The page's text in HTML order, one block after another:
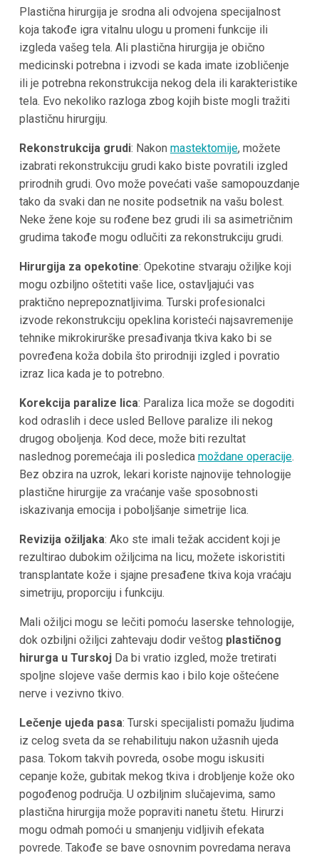
Plastična hirurgija je srodna ali odvojena specijalnost
koja takođe igra vitalnu ulogu u promeni funkcije ili
izgleda vašeg tela. Ali plastična hirurgija je obično
medicinski potrebna i izvodi se kada imate izobličenje
ili je potrebna rekonstrukcija nekog dela ili karakteristike
tela. Evo nekoliko razloga zbog kojih biste mogli tražiti
plastičnu hirurgiju.
Rekonstrukcija grudi: Nakon mastektomije, možete
izabrati rekonstrukciju grudi kako biste povratili izgled
prirodnih grudi. Ovo može povećati vaše samopouzdanje
tako da svaki dan ne nosite podsetnik na vašu bolest.
Neke žene koje su rođene bez grudi ili sa asimetričnim
grudima takođe mogu odlučiti za rekonstrukciju grudi.
Hirurgija za opekotine: Opekotine stvaraju ožiljke koji
mogu ozbiljno oštetiti vaše lice, ostavljajući vas
praktično neprepoznatljivima. Turski profesionalci
izvodе rekonstrukciju opeklina koristeći najsavremenije
tehnike mikrokirurške presađivanja tkiva kako bi se
povređena koža dobila što prirodniji izgled i povratio
izraz lica kada je to potrebno.
Korekcija paralize lica: Paraliza lica može se dogoditi
kod odraslih i dece usled Bellove paralize ili nekog
drugog oboljenja. Kod dece, može biti rezultat
naslednog poremećaja ili posledica moždane operacije.
Bez obzira na uzrok, lekari koriste najnovije tehnologije
plastične hirurgije za vraćanje vaše sposobnosti
iskazivanja emocija i poboljšanje simetrije lica.
Revizija ožiljaka: Ako ste imali težak accident koji je
rezultirao dubokim ožiljcima na licu, možete iskoristiti
transplantate kože i sjajne presađene tkiva koja vraćaju
simetriju, proporciju i funkciju.
Mali ožiljci mogu se lečiti pomoću laserske tehnologije,
dok ozbiljni ožiljci zahtevaju dodir veštog plastičnog
hirurga u TurskojDa bi vratio izgled, može tretirati
spoljne slojeve vaše dermis kao i bilo koje oštećene
nerve i vezivno tkivo.
Lečenje ujeda pasa: Turski specijalisti pomažu ljudima
iz celog sveta da se rehabilituju nakon užasnih ujeda
pasa. Tokom takvih povreda, osobe mogu iskusiti
cepanje kože, gubitak mekog tkiva i drobljenje kože oko
pogođenog područja. U ozbiljnim slučajevima, samo
plastična hirurgija može popraviti nanetu štetu. Hirurzi
mogu odmah pomoći u smanjenju vidljivih efekata
povrede. Takođe se bave osnovnim povredama nerava